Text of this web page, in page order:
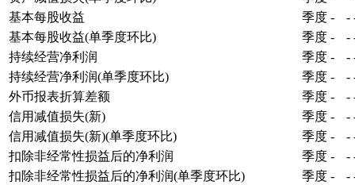
基本每股收益
季度 - -
基本每股收益(单季度环比)
季度 - -
持续经营净利润
季度 - -
持续经营净利润(单季度环比)
季度 - -
外币报表折算差额
季度 - -
信用减值损失(新)
季度 - -
信用减值损失(新)(单季度环比)
季度 - -
扣除非经常性损益后的净利润
季度 - -
扣除非经常性损益后的净利润(单季度环比)
季度 - -